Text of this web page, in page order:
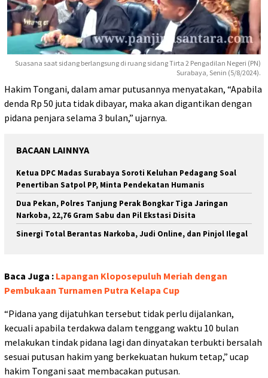
Suasana saat sidang berlangsung di ruang sidang Tirta 2 Pengadilan Negeri (PN)
Surabaya, Senin (5/8/2024).
Hakim Tongani, dalam amar putusannya menyatakan, “Apabila
denda Rp 50 juta tidak dibayar, maka akan digantikan dengan
pidana penjara selama 3 bulan,” ujarnya.
BACAAN LAINNYA
Ketua DPC Madas Surabaya Soroti Keluhan Pedagang Soal
Penertiban Satpol PP, Minta Pendekatan Humanis
Dua Pekan, Polres Tanjung Perak Bongkar Tiga Jaringan
Narkoba, 22,76 Gram Sabu dan Pil Ekstasi Disita
Sinergi Total Berantas Narkoba, Judi Online, dan Pinjol Ilegal
Baca Juga : Lapangan Kloposepuluh Meriah dengan
Pembukaan Turnamen Putra Kelapa Cup
“Pidana yang dijatuhkan tersebut tidak perlu dijalankan,
kecuali apabila terdakwa dalam tenggang waktu 10 bulan
melakukan tindak pidana lagi dan dinyatakan terbukti bersalah
sesuai putusan hakim yang berkekuatan hukum tetap,” ucap
hakim Tongani saat membacakan putusan.